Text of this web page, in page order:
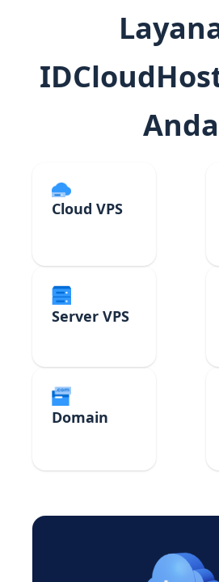
Anda
Cloud VPS
Server VPS
Domain